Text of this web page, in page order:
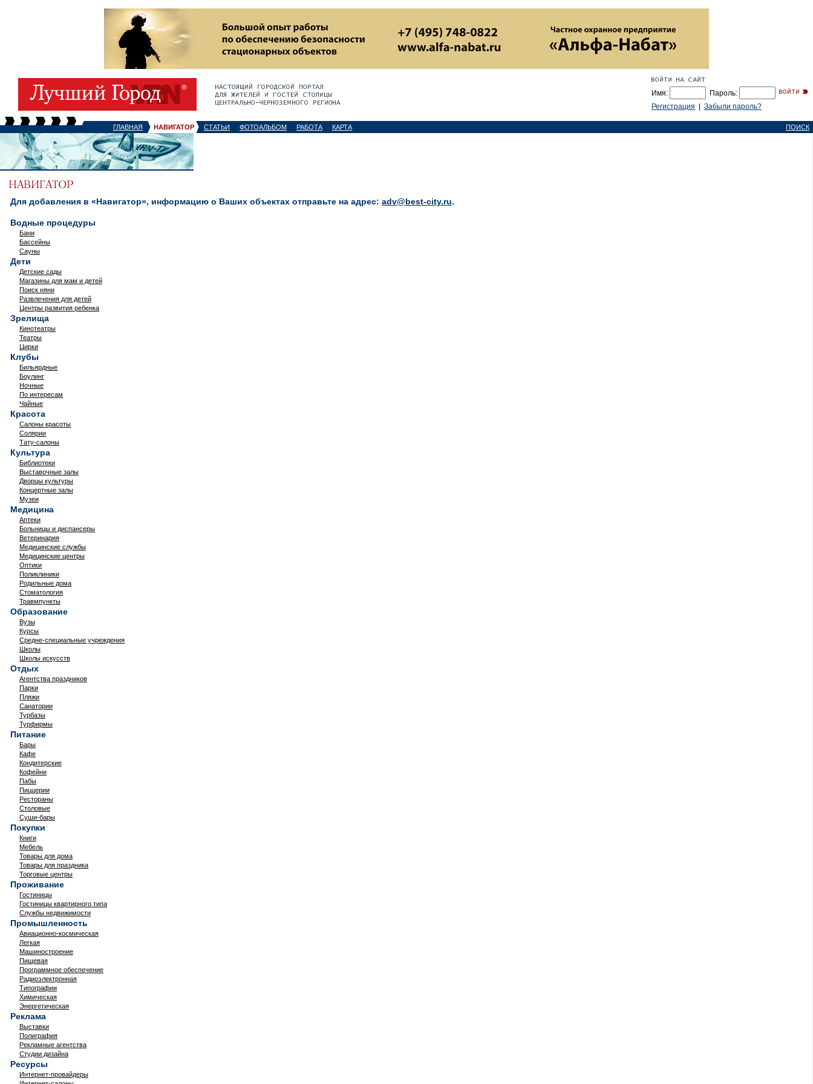
Имя:
Пароль:
Регистрация
Забыли пароль?
ГЛАВНАЯ НАВИГАТОР СТАТЬИ ФОТОАЛЬБОМ РАБОТА КАРТА ПОИСК
Для добавления в «Навигатор», информацию о Ваших объектах отправьте на адрес: adv@best-city.ru.
Водные процедуры
Бани
Бассейны
Сауны
Дети
Детские сады
Магазины для мам и детей
Поиск няни
Развлечения для детей
Центры развития ребенка
Зрелища
Кинотеатры
Театры
Цирки
Клубы
Бильярдные
Боулинг
Ночные
По интересам
Чайные
Красота
Салоны красоты
Солярии
Тату-салоны
Культура
Библиотеки
Выставочные залы
Дворцы культуры
Концертные залы
Музеи
Медицина
Аптеки
Больницы и диспансеры
Ветеринария
Медицинские службы
Медицинские центры
Оптики
Поликлиники
Родильные дома
Стоматология
Травмпункты
Образование
Вузы
Курсы
Средне-специальные учреждения
Школы
Школы искусств
Отдых
Агентства праздников
Парки
Пляжи
Санатории
Турбазы
Турфирмы
Питание
Бары
Кафе
Кондитерские
Кофейни
Пабы
Пиццерии
Рестораны
Столовые
Суши-бары
Покупки
Книги
Мебель
Товары для дома
Товары для праздника
Торговые центры
Проживание
Гостиницы
Гостиницы квартирного типа
Службы недвижимости
Промышленность
Авиационно-космическая
Легкая
Машиностроение
Пищевая
Программное обеспечение
Радиоэлектронная
Типографии
Химическая
Энергетическая
Реклама
Выставки
Полиграфия
Рекламные агентства
Студии дизайна
Ресурсы
Интернет-провайдеры